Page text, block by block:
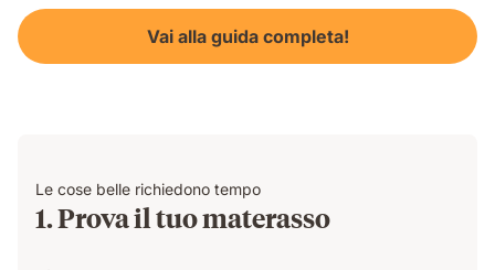
Vai alla guida completa!
Le cose belle richiedono tempo
1. Prova il tuo materasso